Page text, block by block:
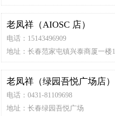
海大街）
老凤祥（AIOSC 店）
电话：15143496909
地址：长春范家屯镇兴泰商厦一楼
老凤祥（绿园吾悦广场店）
电话：0431-81109698
地址：长春绿园吾悦广场